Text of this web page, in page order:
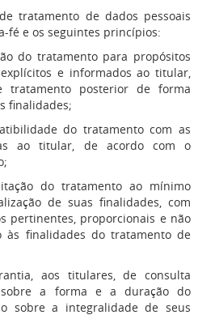
tratamento de dados pessoais
fé e os seguintes princípios:
do tratamento para propósitos
e informados ao titular,
tratamento posterior de forma
finalidades;
do tratamento com as
ao titular, de acordo com o
do tratamento ao mínimo
de suas finalidades, com
pertinentes, proporcionais e não
às finalidades do tratamento de
aos titulares, de consulta
a forma e a duração do
sobre a integralidade de seus